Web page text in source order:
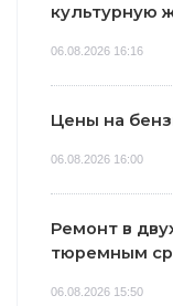
культурную
06.08.2026 16:16
Цены на
06.08.2026 16:00
Ремонт в
тюремным
06.08.2026 15:50